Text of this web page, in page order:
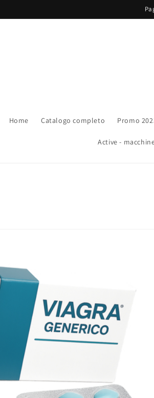
Home Catalogo completo Promo
Active -